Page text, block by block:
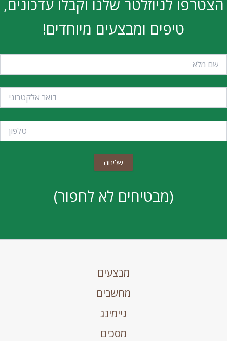
הצטרפו לניוזלטר שלנו וקבלו עדכונים,
טיפים ומבצעים מיוחדים!
(מבטיחים לא לחפור)
מבצעים
מחשבים
גיימינג
מסכים